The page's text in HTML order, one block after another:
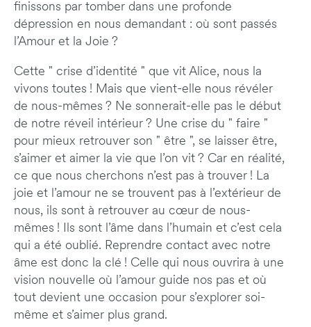
finissons par tomber dans une profonde
dépression en nous demandant : où sont passés
l’Amour et la Joie ?
Cette " crise d’identité " que vit Alice, nous la
vivons toutes ! Mais que vient-elle nous révéler
de nous-mêmes ? Ne sonnerait-elle pas le début
de notre réveil intérieur ? Une crise du " faire "
pour mieux retrouver son " être ", se laisser être,
s’aimer et aimer la vie que l’on vit ? Car en réalité,
ce que nous cherchons n’est pas à trouver ! La
joie et l’amour ne se trouvent pas à l’extérieur de
nous, ils sont à retrouver au cœur de nous-
mêmes ! Ils sont l’âme dans l’humain et c’est cela
qui a été oublié. Reprendre contact avec notre
âme est donc la clé ! Celle qui nous ouvrira à une
vision nouvelle où l’amour guide nos pas et où
tout devient une occasion pour s’explorer soi-
même et s’aimer plus grand.